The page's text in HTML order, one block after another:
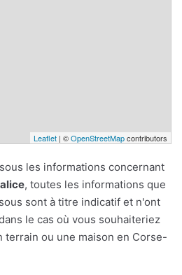
Leaflet | ©OpenStreetMapcontributors
les informations concernant
, toutes les informations que
sont à titre indicatif et n'ont
le cas où vous souhaiteriez
terrain ou une maison en Corse-